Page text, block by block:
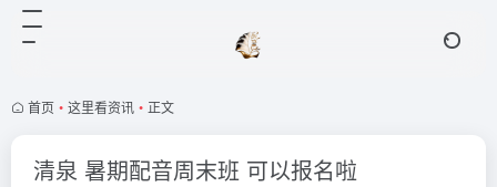
首页 • 这里看资讯 • 正文
清泉 暑期配音周末班 可以报名啦